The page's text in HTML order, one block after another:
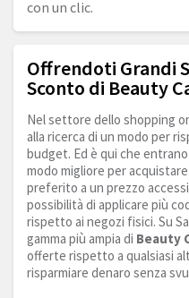
con un clic.
Offrendoti Grandi
Sconto di Beauty
Nel settore dello shopping
alla ricerca di un modo per
budget. Ed è qui che
modo migliore per
preferito a un prezzo
possibilità di applicare più
rispetto ai negozi fisici. Su
gamma più ampia di Beauty
offerte rispetto a qualsiasi
risparmiare denaro senza